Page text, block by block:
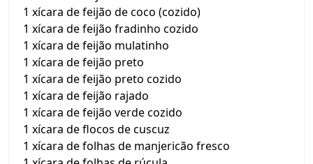
1 xícara de feijão de coco (cozido)
1 xícara de feijão fradinho cozido
1 xícara de feijão mulatinho
1 xícara de feijão preto
1 xícara de feijão preto cozido
1 xícara de feijão rajado
1 xícara de feijão verde cozido
1 xícara de flocos de cuscuz
1 xícara de folhas de manjericão fresco